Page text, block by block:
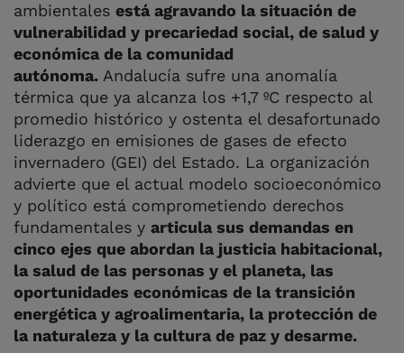
ambientales está agravando la situación de
vulnerabilidad y precariedad social, de salud y
económica de la comunidad
autónoma. Andalucía sufre una anomalía
térmica que ya alcanza los +1,7 ºC respecto al
promedio histórico y ostenta el desafortunado
liderazgo en emisiones de gases de efecto
invernadero (GEI) del Estado. La organización
advierte que el actual modelo socioeconómico
y político está comprometiendo derechos
fundamentales y articula sus demandas en
cinco ejes que abordan la justicia habitacional,
la salud de las personas y el planeta, las
oportunidades económicas de la transición
energética y agroalimentaria, la protección de
la naturaleza y la cultura de paz y desarme.